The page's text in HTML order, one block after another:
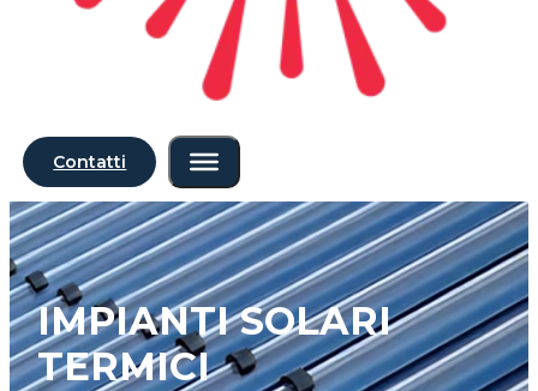
Contatti
IMPIANTI SOLARI
TERMICI